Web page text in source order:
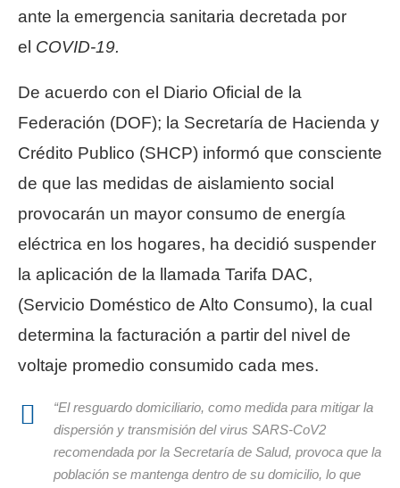
ante la emergencia sanitaria decretada por
el COVID-19.
De acuerdo con el Diario Oficial de la
Federación (DOF); la Secretaría de Hacienda y
Crédito Publico (SHCP) informó que consciente
de que las medidas de aislamiento social
provocarán un mayor consumo de energía
eléctrica en los hogares, ha decidió suspender
la aplicación de la llamada Tarifa DAC,
(Servicio Doméstico de Alto Consumo), la cual
determina la facturación a partir del nivel de
voltaje promedio consumido cada mes.
“El resguardo domiciliario, como medida para mitigar la
dispersión y transmisión del virus SARS-CoV2
recomendada por la Secretaría de Salud, provoca que la
población se mantenga dentro de su domicilio, lo que